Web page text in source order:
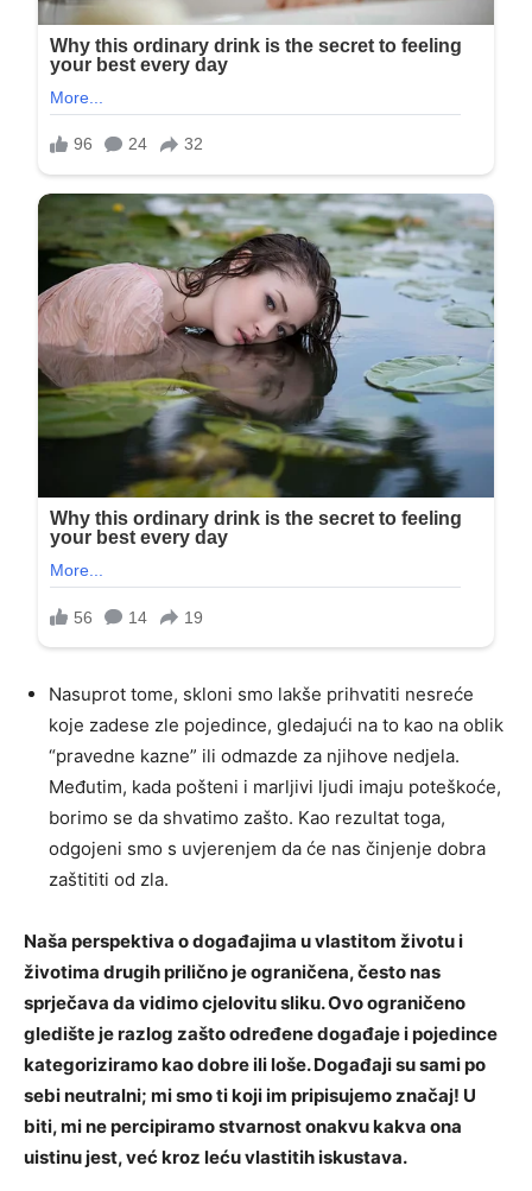
Nasuprot tome, skloni smo lakše prihvatiti nesreće
koje zadese zle pojedince, gledajući na to kao na oblik
“pravedne kazne” ili odmazde za njihove nedjela.
Međutim, kada pošteni i marljivi ljudi imaju poteškoće,
borimo se da shvatimo zašto. Kao rezultat toga,
odgojeni smo s uvjerenjem da će nas činjenje dobra
zaštititi od zla.
Naša perspektiva o događajima u vlastitom životu i
životima drugih prilično je ograničena, često nas
sprječava da vidimo cjelovitu sliku. Ovo ograničeno
gledište je razlog zašto određene događaje i pojedince
kategoriziramo kao dobre ili loše. Događaji su sami po
sebi neutralni; mi smo ti koji im pripisujemo značaj! U
biti, mi ne percipiramo stvarnost onakvu kakva ona
uistinu jest, već kroz leću vlastitih iskustava.